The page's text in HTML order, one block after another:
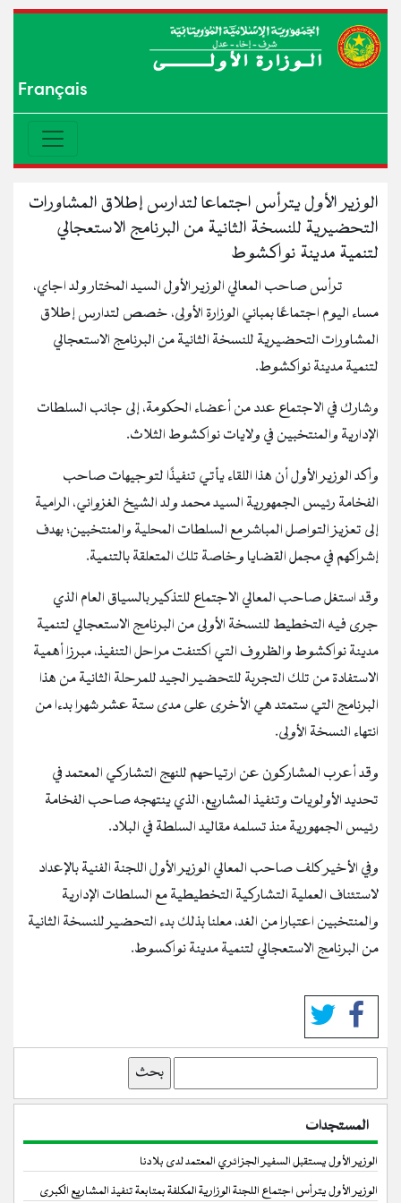
Français
الوزير الأول يترأس اجتماعا لتدارس إطلاق المشاورات
التحضيرية للنسخة الثانية من البرنامج الاستعجالي
لتنمية مدينة نواكشوط
ترأس صاحب المعالي الوزير الأول السيد المختار ولد اجاي،
مساء اليوم اجتماعًا بمباني الوزارة الأولى، خصص لتدارس إطلاق
المشاورات التحضيرية للنسخة الثانية من البرنامج الاستعجالي
لتنمية مدينة نواكشوط.
وشارك في الاجتماع عدد من أعضاء الحكومة، إلى جانب السلطات
الإدارية والمنتخبين في ولايات نواكشوط الثلاث.
وأكد الوزير الأول أن هذا اللقاء يأتي تنفيذًا لتوجيهات صاحب
الفخامة رئيس الجمهورية السيد محمد ولد الشيخ الغزواني، الرامية
إلى تعزيز التواصل المباشر مع السلطات المحلية والمنتخبين؛ بهدف
إشراكهم في مجمل القضايا وخاصة تلك المتعلقة بالتنمية.
وقد استغل صاحب المعالي الاجتماع للتذكير بالسياق العام الذي
جرى فيه التخطيط للنسخة الأولى من البرنامج الاستعجالي لتنمية
مدينة نواكشوط والظروف التي اكتنفت مراحل التنفيذ، مبرزا أهمية
الاستفادة من تلك التجربة للتحضير الجيد للمرحلة الثانية من هذا
البرنامج التي ستمتد هي الأخرى على مدى ستة عشر شهرا بدءا من
انتهاء النسخة الأولى.
وقد أعرب المشاركون عن ارتياحهم للنهج التشاركي المعتمد في
تحديد الأولويات وتنفيذ المشاريع، الذي ينتهجه صاحب الفخامة
رئيس الجمهورية منذ تسلمه مقاليد السلطة في البلاد.
وفي الأخير كلف صاحب المعالي الوزير الأول اللجنة الفنية بالإعداد
لاستئناف العملية التشاركية التخطيطية مع السلطات الإدارية
والمنتخبين اعتبارا من الغد، معلنا بذلك بدء التحضير للنسخة الثانية
من البرنامج الاستعجالي لتنمية مدينة نواكسوط.
المستجدات
الوزير الأول يستقبل السفير الجزائري المعتمد لدى بلادنا
الوزير الأول يترأس اجتماع اللجنة الوزارية المكلفة بمتابعة تنفيذ المشاريع الكبرى